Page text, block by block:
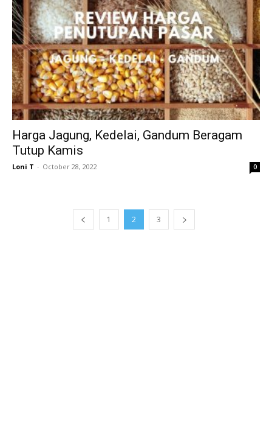
Harga Jagung, Kedelai, Gandum Beragam
Tutup Kamis
Loni T - October 28, 2022 0
1 2 3